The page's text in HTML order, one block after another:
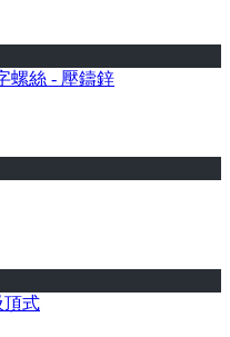
螺絲 - 壓鑄鋅
頂式